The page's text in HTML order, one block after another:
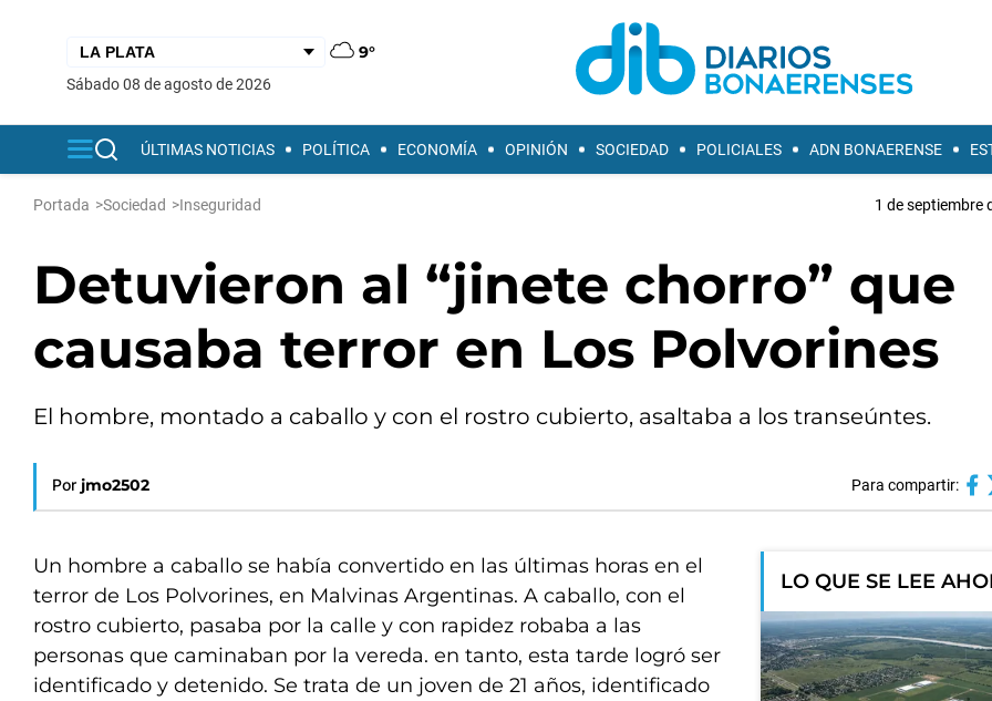
9°
sábado 08 de agosto de 2026
ÚLTIMAS NOTICIAS POLÍTICA ECONOMÍA OPINIÓN SOCIEDAD POLICIALES ADN BONAERENSE
Portada >Sociedad >Inseguridad 1 de septiembre
Detuvieron al “jinete chorro” que
causaba terror en Los Polvorines
El hombre, montado a caballo y con el rostro cubierto, asaltaba a los transeúntes.
Por jmo2502 Para compartir:
Un hombre a caballo se había convertido en las últimas horas en el
terror de Los Polvorines, en Malvinas Argentinas. A caballo, con el
rostro cubierto, pasaba por la calle y con rapidez robaba a las
personas que caminaban por la vereda. en tanto, esta tarde logró ser
identificado y detenido. Se trata de un joven de 21 años, identificado
LO QUE SE LEE